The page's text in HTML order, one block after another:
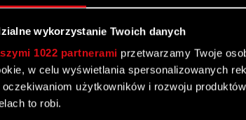
wykorzystanie Twoich danych
1022 partnerami przetwarzamy Twoje
w celu wyświetlania spersonalizowanych
oczekiwaniom użytkowników i rozwoju
to robi.
Akcjonariuszy – 8 maja
Zwyczajne Walne Zgromadzenie